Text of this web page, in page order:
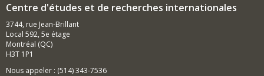
Centre d'études et de recherches internationales
3744, rue Jean-Brillant
Local 592, 5e étage
Montréal (QC)
H3T 1P1
Nous appeler : (514) 343-7536